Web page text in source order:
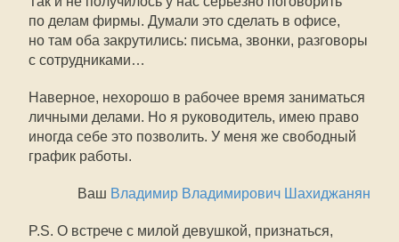
по делам фирмы. Думали это сделать в офисе,
но там оба закрутились: письма, звонки, разговоры
с сотрудниками…
Наверное, нехорошо в рабочее время заниматься
личными делами. Но я руководитель, имею право
иногда себе это позволить. У меня же свободный
график работы.
Ваш Владимир Владимирович Шахиджанян
P.S. О встрече с милой девушкой, признаться,